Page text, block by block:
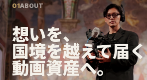
01ABOUT
想いを、
国境を越えて届く
動画資産へ。